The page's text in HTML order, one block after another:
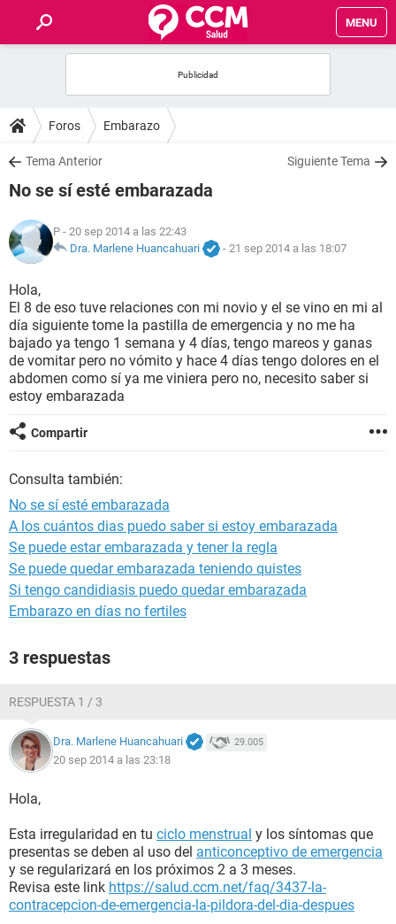
MENU
FOROS
SALUD
NUTRICIÓN
BIENESTAR
SEXUALIDAD
GLOSARIO
Foros Embarazo
Tema Anterior Siguiente Tema
No se sí esté embarazada
P - 20 sep 2014 a las 22:43
Dra. Marlene Huancahuari
- 21 sep 2014 a las 18:07
Hola,
El 8 de eso tuve relaciones con mi novio y el se vino en mi al
día siguiente tome la pastilla de emergencia y no me ha
bajado ya tengo 1 semana y 4 días, tengo mareos y ganas
de vomitar pero no vómito y hace 4 días tengo dolores en el
abdomen como sí ya me viniera pero no, necesito saber si
estoy embarazada
Compartir
Consulta también:
No se sí esté embarazada
A los cuántos dias puedo saber si estoy embarazada
Se puede estar embarazada y tener la regla
Se puede quedar embarazada teniendo quistes
Si tengo candidiasis puedo quedar embarazada
Embarazo en días no fertiles
3 respuestas
RESPUESTA 1 / 3
Dra. Marlene Huancahuari 29.005
20 sep 2014 a las 23:18
Hola,
Esta irregularidad en tu ciclo menstrual y los síntomas que
presentas se deben al uso del anticonceptivo de emergencia
y se regularizará en los próximos 2 a 3 meses.
Revisa este link https://salud.ccm.net/faq/3437-la-
contracepcion-de-emergencia-la-pildora-del-dia-despues